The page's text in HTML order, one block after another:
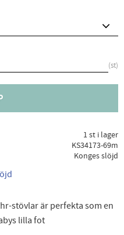
st
1 st i lager
KS34173-69m
Konges slöjd
stövlar är perfekta som en
lilla fot